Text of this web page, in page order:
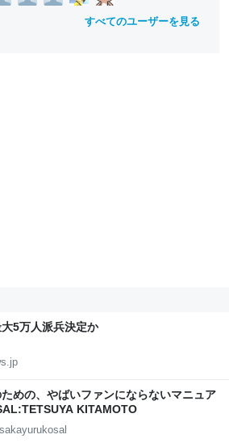
すべてのユーザーを見る
大5万人派兵決定か
めの、やばいファンにならないマニュア
KITAMOTO